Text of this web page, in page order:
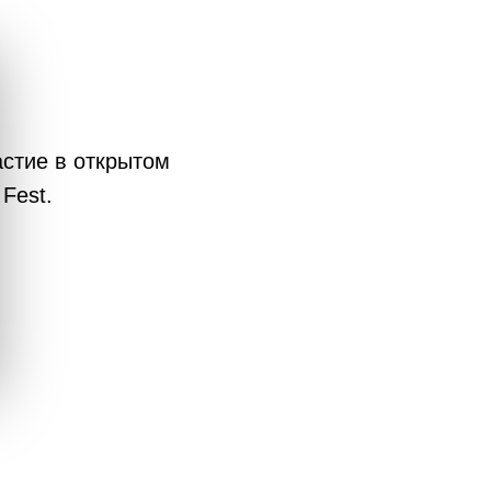
в открытом